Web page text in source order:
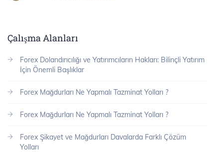
Çalışma Alanları
Forex Dolandırıcılığı ve Yatırımcıların Hakları: Bilinçli Yatırım
İçin Önemli Başlıklar
Forex Mağdurları Ne Yapmalı Tazminat Yolları ?
Forex Mağdurları Ne Yapmalı Tazminat Yolları ?
Forex Şikayet ve Mağdurları Davalarda Farklı Çözüm
Yolları